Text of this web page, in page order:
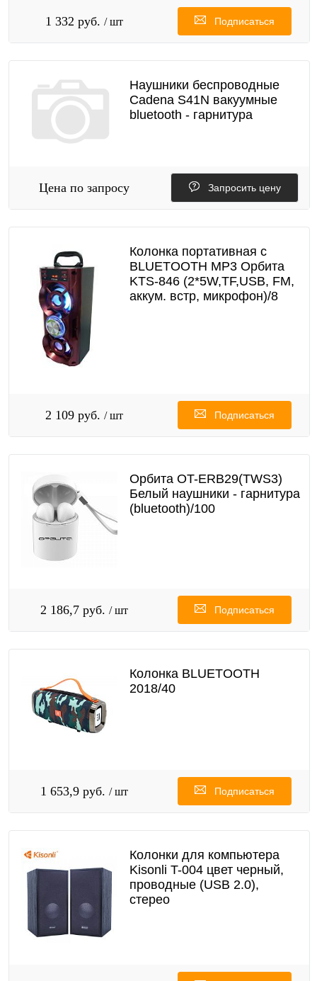
1 332 руб. / шт Подписаться
Наушники беспроводные
Cadena S41N вакуумные
bluetooth - гарнитура
Цена по запросу Запросить цену
Колонка портативная с
BLUETOOTH MP3 Орбита
KTS-846 (2*5W,TF,USB, FM,
аккум. встр, микрофон)/8
2 109 руб. / шт Подписаться
Орбита OT-ERB29(TWS3)
Белый наушники - гарнитура
(bluetooth)/100
2 186,7 руб. / шт Подписаться
Колонка BLUETOOTH
2018/40
1 653,9 руб. / шт Подписаться
Колонки для компьютера
Kisonli T-004 цвет черный,
проводные (USB 2.0),
стерео